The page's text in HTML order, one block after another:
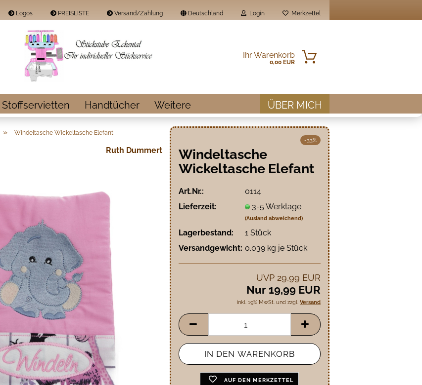
Logos PREISLISTE Versand/Zahlung Deutschland Login
Passwort
Konto erstellen
Passwort vergessen?
Merkzettel
Ihr Warenkorb
0,00 EUR
Stoffservietten Handtücher ÜBER MICH
Weitere
» Windeltasche Wickeltasche Elefant
Ruth Dummert
-33%
Windeltasche
Wickeltasche Elefant
Art.Nr.:
0114
Lieferzeit:
3-5 Werktage
(Ausland abweichend)
Lagerbestand: 1Stück
Versandgewicht: 0.039 kg je Stück
UVP 29,99 EUR
Nur 19,99 EUR
inkl. 19% MwSt. und zzgl. Versand
AUF DEN MERKZETTEL